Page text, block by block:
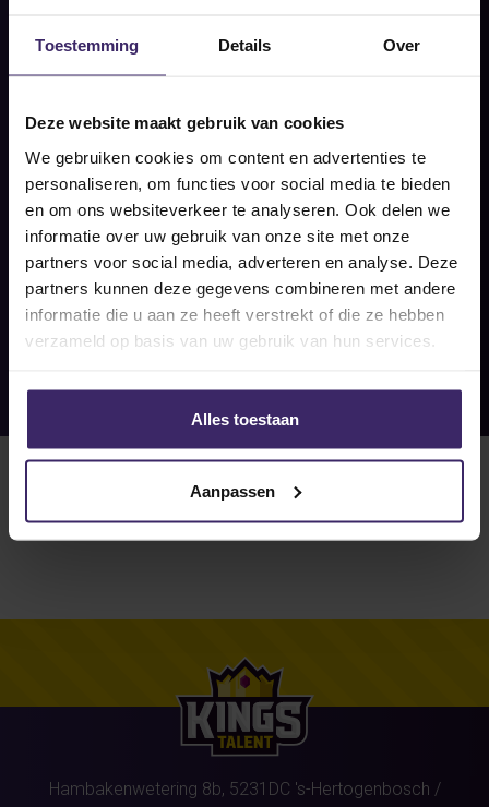
Toestemming Details Over
Deze website maakt gebruik van cookies
We gebruiken cookies om content en advertenties te
personaliseren, om functies voor social media te bieden
en om ons websiteverkeer te analyseren. Ook delen we
informatie over uw gebruik van onze site met onze
partners voor social media, adverteren en analyse. Deze
partners kunnen deze gegevens combineren met andere
informatie die u aan ze heeft verstrekt of die ze hebben
verzameld op basis van uw gebruik van hun services.
Alles toestaan
Aanpassen
Marlijn Swaan tekent bij
University of New Hampshire!
Share on social
READ MORE
Hambakenwetering 8b, 5231DC 's-Hertogenbosch /